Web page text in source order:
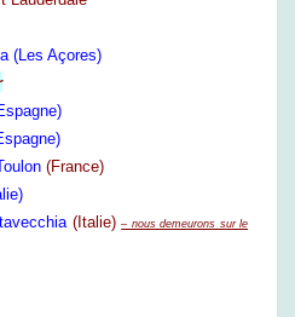
M
D
T
E
R
A
(Les Açores)
(France)
(Italie)– nous demeurons sur le